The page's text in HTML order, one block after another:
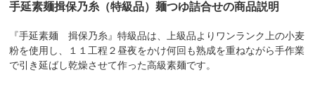
手延素麺揖保乃糸（特級品）麺つゆ詰合せの商品説明
『手延素麺 揖保乃糸』特級品は、上級品よりワンランク上の小麦
粉を使用し、１１工程２昼夜をかけ何回も熟成を重ねながら手作業
で引き延ばし乾燥させて作った高級素麺です。